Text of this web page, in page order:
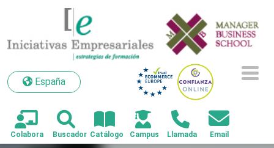
España
España